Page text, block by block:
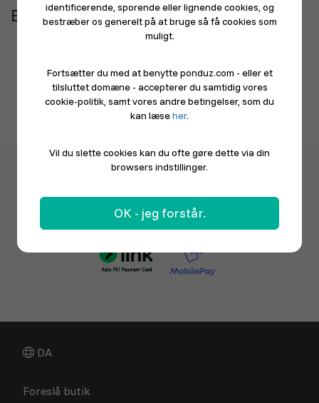
Bøger, film og musik
DA
Foreslå butik
identificerende, sporende eller lignende cookies, og
bestræber os generelt på at bruge så få cookies som
muligt.
Fortsætter du med at benytte ponduz.com - eller et
tilsluttet domæne - accepterer du samtidig vores
cookie-politik, samt vores andre betingelser, som du
kan læseher.
Vil du slette cookies kan du ofte gøre dette via din
browsers indstillinger.
OK - jeg forstår.